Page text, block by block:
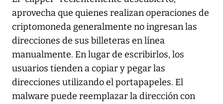
aprovecha que quienes realizan operaciones de
criptomoneda generalmente no ingresan las
direcciones de sus billeteras en línea
manualmente. En lugar de escribirlos, los
usuarios tienden a copiar y pegar las
direcciones utilizando el portapapeles. El
malware puede reemplazar la dirección con